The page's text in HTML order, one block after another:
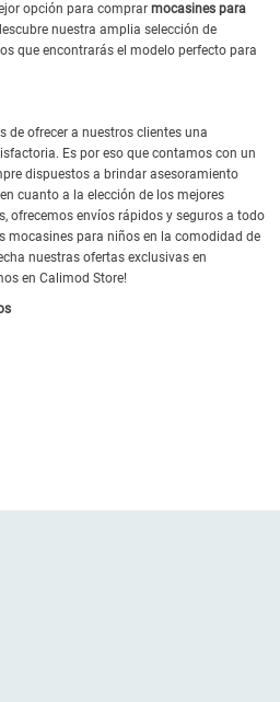
opción para comprar mocasines para
nuestra amplia selección de
que encontrarás el modelo perfecto para
de ofrecer a nuestros clientes una
Es por eso que contamos con un
dispuestos a brindar asesoramiento
cuanto a la elección de los mejores
ofrecemos envíos rápidos y seguros a todo
mocasines para niños en la comodidad de
nuestras ofertas exclusivas en
en Calimod Store!